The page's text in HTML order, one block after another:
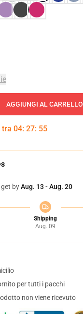
AGGIUNGI AL CARRELLO
tra 04: 27: 54
byAug. 13 - Aug. 20
Shipping
Aug. 09
per tutti i pacchi
non viene ricevuto